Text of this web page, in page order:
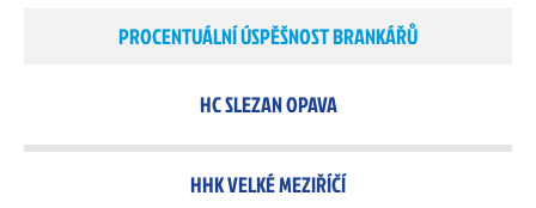
PROCENTUÁLNÍ ÚSPĚŠNOST BRANKÁŘŮ
HC SLEZAN OPAVA
HHK VELKÉ MEZIŘÍČÍ